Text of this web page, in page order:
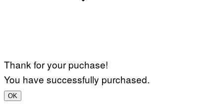
Thank for your puchase!
You have successfully purchased.
OK